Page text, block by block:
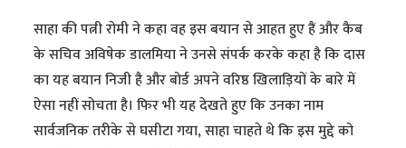
साहा की पत्नी रोमी ने कहा वह इस बयान से आहत हुए हैं और कैब
के सचिव अविषेक डालमिया ने उनसे संपर्क करके कहा है कि दास
का यह बयान निजी है और बोर्ड अपने वरिष्ठ खिलाड़ियों के बारे में
ऐसा नहीं सोचता है। फिर भी यह देखते हुए कि उनका नाम
सार्वजनिक तरीके से घसीटा गया, साहा चाहते थे कि इस मुद्दे को